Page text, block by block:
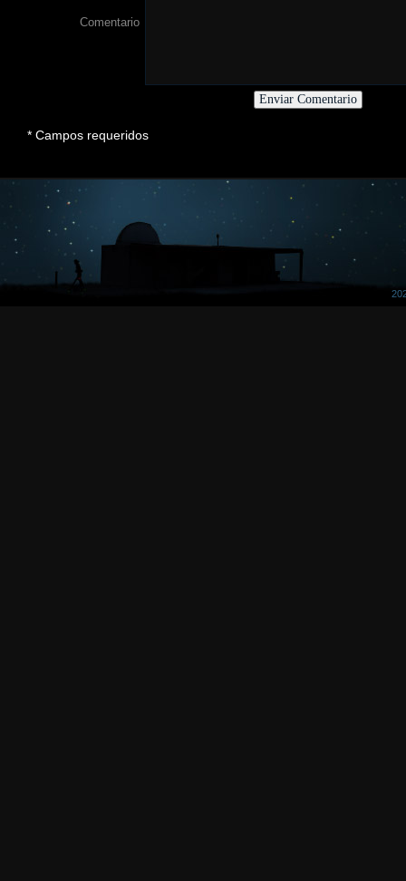
Comentario
* Campos requeridos